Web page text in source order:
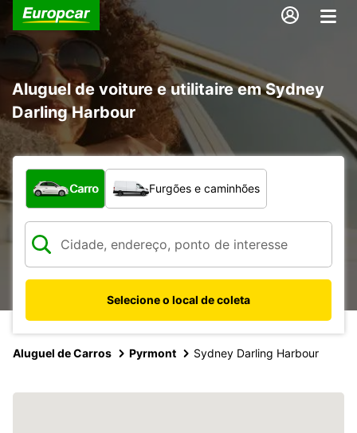
Aluguel de voiture e utilitaire em Sydney
Darling Harbour
Qual tipo de veículo?
Carro Furgões e caminhões
Selecione o local de coleta
Aluguel de Carros Pyrmont Sydney Darling Harbour